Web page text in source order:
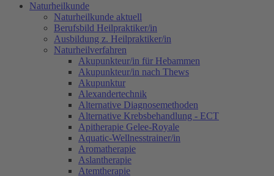
Naturheilkunde
Naturheilkunde aktuell
Berufsbild Heilpraktiker/in
Ausbildung z. Heilpraktiker/in
Naturheilverfahren
Akupunkteur/in für Hebammen
Akupunkteur/in nach Thews
Akupunktur
Alexandertechnik
Alternative Diagnosemethoden
Alternative Krebsbehandlung - ECT
Apitherapie Gelee-Royale
Aquatic-Wellnesstrainer/in
Aromatherapie
Aslantherapie
Atemtherapie